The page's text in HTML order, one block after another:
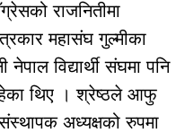
राजनितीमा
महासंघ गुल्मीका
विद्यार्थी संघमा पनि
थिए । श्रेष्ठले आफु
अध्यक्षको रुपमा